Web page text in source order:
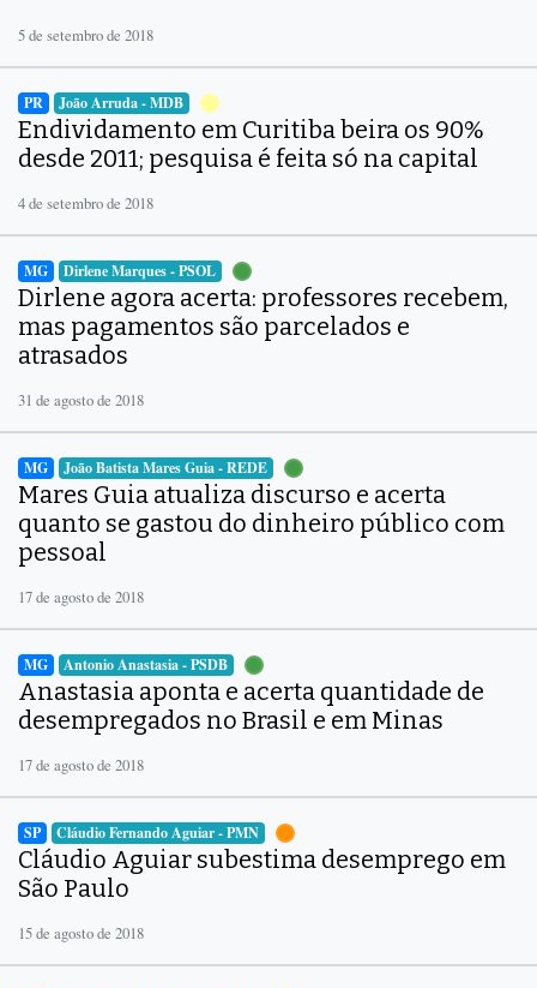
5 de setembro de 2018
PR João Arruda - MDB
Endividamento em Curitiba beira os 90%
desde 2011; pesquisa é feita só na capital
4 de setembro de 2018
MG Dirlene Marques - PSOL
Dirlene agora acerta: professores recebem,
mas pagamentos são parcelados e
atrasados
31 de agosto de 2018
MG João Batista Mares Guia - REDE
Mares Guia atualiza discurso e acerta
quanto se gastou do dinheiro público com
pessoal
17 de agosto de 2018
MG Antonio Anastasia - PSDB
Anastasia aponta e acerta quantidade de
desempregados no Brasil e em Minas
17 de agosto de 2018
SP Cláudio Fernando Aguiar - PMN
Cláudio Aguiar subestima desemprego em
São Paulo
15 de agosto de 2018